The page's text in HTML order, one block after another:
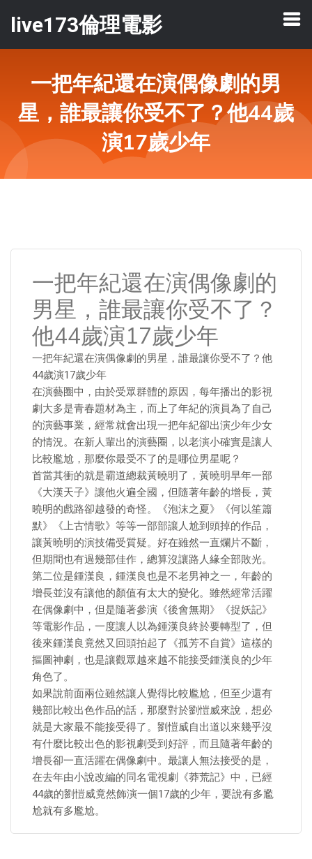
live173倫理電影
一把年紀還在演偶像劇的男
星，誰最讓你受不了？他44歲
演17歲少年
一把年紀還在演偶像劇的
男星，誰最讓你受不了？
他44歲演17歲少年
一把年紀還在演偶像劇的男星，誰最讓你受不了？他
44歲演17歲少年
在演藝圈中，由於受眾群體的原因，每年播出的影視
劇大多是青春題材為主，而上了年紀的演員為了自己
的演藝事業，經常就會出現一把年紀卻出演少年少女
的情況。在新人輩出的演藝圈，以老演小確實是讓人
比較尷尬，那麼你最受不了的是哪位男星呢？
首當其衝的就是霸道總裁黃曉明了，黃曉明早年一部
《大漢天子》讓他火遍全國，但隨著年齡的增長，黃
曉明的戲路卻越發的奇怪。《泡沫之夏》《何以笙簫
默》《上古情歌》等等一部部讓人尬到頭掉的作品，
讓黃曉明的演技備受質疑。好在雖然一直爛片不斷，
但期間也有過幾部佳作，總算沒讓路人緣全部敗光。
第二位是鍾漢良，鍾漢良也是不老男神之一，年齡的
增長並沒有讓他的顏值有太大的變化。雖然經常活躍
在偶像劇中，但是隨著參演《後會無期》《捉妖記》
等電影作品，一度讓人以為鍾漢良終於要轉型了，但
後來鍾漢良竟然又回頭拍起了《孤芳不自賞》這樣的
摳圖神劇，也是讓觀眾越來越不能接受鍾漢良的少年
角色了。
如果說前面兩位雖然讓人覺得比較尷尬，但至少還有
幾部比較出色作品的話，那麼對於劉愷威來說，想必
就是大家最不能接受得了。劉愷威自出道以來幾乎沒
有什麼比較出色的影視劇受到好評，而且隨著年齡的
增長卻一直活躍在偶像劇中。最讓人無法接受的是，
在去年由小說改編的同名電視劇《莽荒記》中，已經
44歲的劉愷威竟然飾演一個17歲的少年，要說有多尷
尬就有多尷尬。